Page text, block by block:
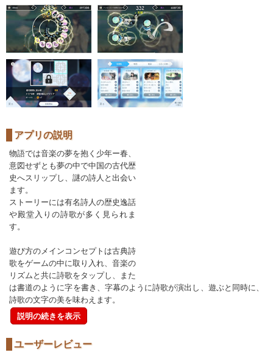
アプリの説明
物語では音楽の夢を抱く少年ー春、
意図せずとも夢の中で中国の古代歴
史へスリップし、謎の詩人と出会い
ます。
ストーリーには有名詩人の歴史逸話
や殿堂入りの詩歌が多く見られま
す。
遊び方のメインコンセプトは古典詩
歌をゲームの中に取り入れ、音楽の
リズムと共に詩歌をタップし、また
は書道のように字を書き、字幕のように詩歌が演出し、遊ぶと同時に、
詩歌の文字の美を味わえます。
説明の続きを表示
ユーザーレビュー